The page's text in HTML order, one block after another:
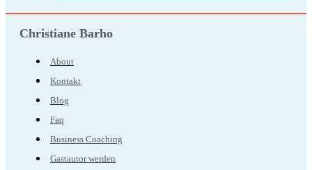
Christiane Barho
About
Kontakt
Blog
Faq
Business Coaching
Gastautor werden